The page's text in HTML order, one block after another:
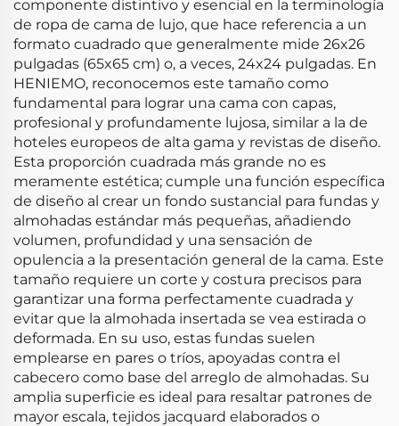
componente distintivo y esencial en la terminología
de ropa de cama de lujo, que hace referencia a un
formato cuadrado que generalmente mide 26x26
pulgadas (65x65 cm) o, a veces, 24x24 pulgadas. En
HENIEMO, reconocemos este tamaño como
fundamental para lograr una cama con capas,
profesional y profundamente lujosa, similar a la de
hoteles europeos de alta gama y revistas de diseño.
Esta proporción cuadrada más grande no es
meramente estética; cumple una función específica
de diseño al crear un fondo sustancial para fundas y
almohadas estándar más pequeñas, añadiendo
volumen, profundidad y una sensación de
opulencia a la presentación general de la cama. Este
tamaño requiere un corte y costura precisos para
garantizar una forma perfectamente cuadrada y
evitar que la almohada insertada se vea estirada o
deformada. En su uso, estas fundas suelen
emplearse en pares o tríos, apoyadas contra el
cabecero como base del arreglo de almohadas. Su
amplia superficie es ideal para resaltar patrones de
mayor escala, tejidos jacquard elaborados o